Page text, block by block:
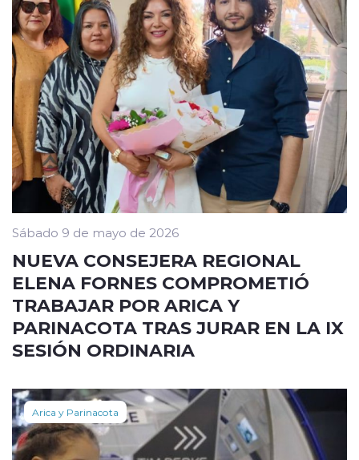
Sábado 9 de mayo de 2026
NUEVA CONSEJERA REGIONAL
ELENA FORNES COMPROMETIÓ
TRABAJAR POR ARICA Y
PARINACOTA TRAS JURAR EN LA IX
SESIÓN ORDINARIA
Arica y Parinacota